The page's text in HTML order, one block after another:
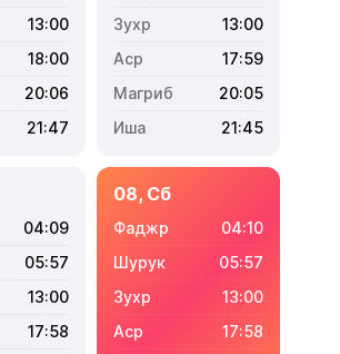
13:00
18:00
20:06
21:47
13:00
17:59
20:05
21:45
04:09
05:57
13:00
17:58
08, Сб
04:10
05:57
13:00
17:58